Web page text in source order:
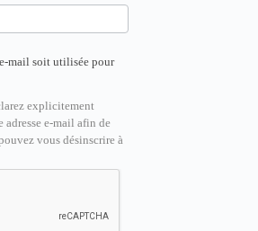
e-mail soit utilisée pour
explicitement
e-mail afin de
vous désinscrire à